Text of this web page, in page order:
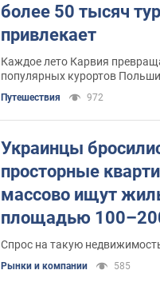
более 50 тысяч
привлекает
Каждое лето Карвия
популярных курортов Польши
Путешествия 972
Украинцы
просторные
массово ищут
площадью
"квадратов"
Спрос на такую
Рынки и компании 585